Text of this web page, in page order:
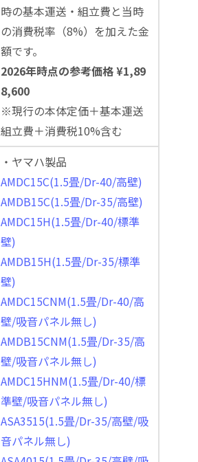
時の基本運送・組立費と当時
の消費税率（8%）を加えた金
額です。
2026年時点の参考価格 ¥1,89
8,600
※現行の本体定価＋基本運送
組立費＋消費税10%含む
・ヤマハ製品
AMDC15C(1.5畳/Dr-40/高壁)
AMDB15C(1.5畳/Dr-35/高壁)
AMDC15H(1.5畳/Dr-40/標準
壁)
AMDB15H(1.5畳/Dr-35/標準
壁)
AMDC15CNM(1.5畳/Dr-40/高
壁/吸音パネル無し)
AMDB15CNM(1.5畳/Dr-35/高
壁/吸音パネル無し)
AMDC15HNM(1.5畳/Dr-40/標
準壁/吸音パネル無し)
ASA3515(1.5畳/Dr-35/高壁/吸
音パネル無し)